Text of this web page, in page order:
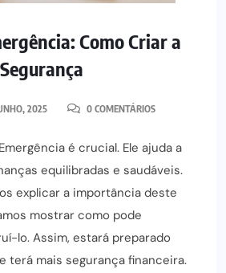
Como Criar a
2025 0 COMENTÁRIOS
é crucial. Ele ajuda a
equilibradas e saudáveis.
explicar a importância deste
mostrar como pode
lo. Assim, estará preparado
terá mais segurança financeira.